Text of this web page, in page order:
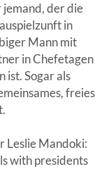
der die
in
Mann mit
in Chefetagen
Sogar als
freies
Leslie Mandoki:
with presidents